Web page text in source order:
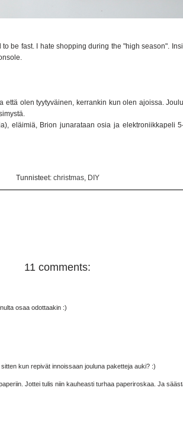
be fast. I hate shopping during the "high season".
että olen tyytyväinen, kerrankin kun olen ajoissa.
eläimiä, Brion junarataan osia ja elektroniikkapeli
Tunnisteet: christmas, DIY
11 comments:
osaa odottaakin :)
kun repivät innoissaan jouluna paketteja auki? :)
Jottei tulis niin kauheasti turhaa paperiroskaa. Ja